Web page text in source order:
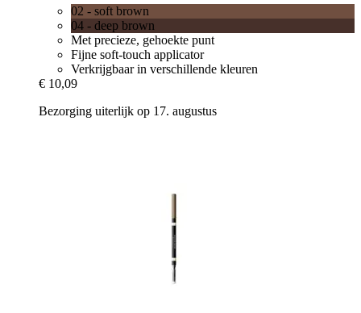
02 - soft brown
04 - deep brown
Met precieze, gehoekte punt
Fijne soft-touch applicator
Verkrijgbaar in verschillende kleuren
€ 10,09
Bezorging uiterlijk op 17. augustus